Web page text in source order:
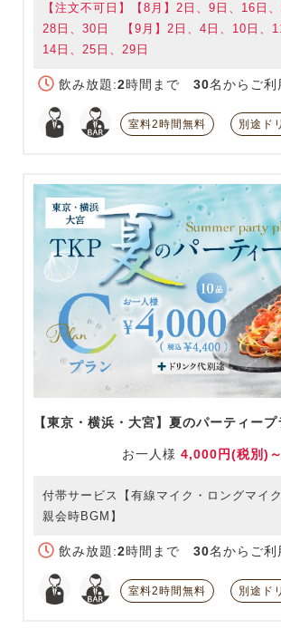
【注文不可日】【8月】2日、9日、16日
28日、30日 【9月】2日、4日、10日、
14日、25日、29日
飲み放題:2時間まで 30名からご利
室料2時間無料 別途ド
【東京・横浜・大宮】夏のパーティープ
お一人様 4,000円(税別)～
付帯サービス【有線マイク・ロングマイ
親会時BGM】
飲み放題:2時間まで 30名からご利
室料2時間無料 別途ド